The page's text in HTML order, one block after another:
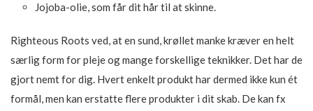
Jojoba-olie, som får dit hår til at skinne.
Righteous Roots ved, at en sund, krøllet manke kræver en helt
særlig form for pleje og mange forskellige teknikker. Det har de
gjort nemt for dig. Hvert enkelt produkt har dermed ikke kun ét
formål, men kan erstatte flere produkter i dit skab. De kan fx